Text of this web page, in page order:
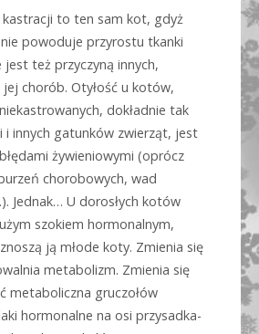
to ten sam kot, gdyż
powoduje przyrostu tkanki
jest też przyczyną innych,
chorób. Otyłość u kotów,
dokładnie tak
i innych gatunków zwierząt, jest
żywieniowymi (oprócz
chorobowych, wad
Jednak… U dorosłych kotów
szokiem hormonalnym,
ją młode koty. Zmienia się
metabolizm. Zmienia się
metaboliczna gruczołów
hormonalne na osi przysadka-